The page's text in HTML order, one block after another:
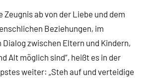
Zeugnis ab von der Liebe und dem
Beziehungen, im
zwischen Eltern und Kindern,
Alt möglich sind“, heißt es in der
weiter: „Steh auf und verteidige